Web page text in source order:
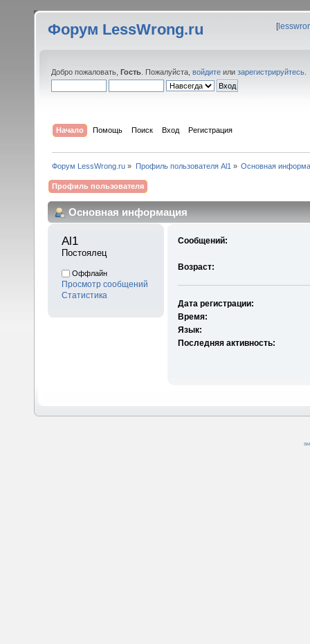
Форум LessWrong.ru [
Добро пожаловать, Гость . Пожалуйста, войдите или зарегистрируйтесь
Начало Помощь Поиск Вход Регистрация
Форум LessWrong.ru » Профиль пользователя Al1 » Основная
Профиль пользователя
Основная информация
Al1
Постоялец
Оффлайн
Просмотр сообщений
Статистика
Сообщений:
Возраст:
Дата регистрации:
Время:
Язык:
Последняя активность: